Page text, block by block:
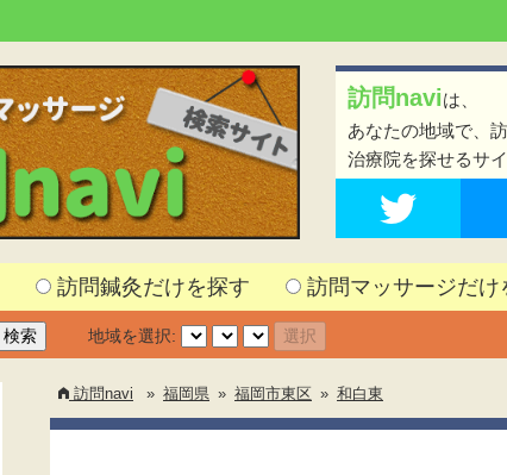
訪問naviは、
あなたの地域で、
治療院を探せるサ
訪問鍼灸だけを探す 訪問マッサージだけ
地域を選択:
訪問navi » 福岡県 » 福岡市東区 » 和白東